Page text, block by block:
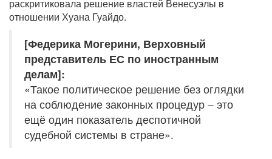
раскритиковала решение властей Венесуэлы в
отношении Хуана Гуайдо.
[Федерика Могерини, Верховный
представитель ЕС по иностранным
делам]:
«Такое политическое решение без оглядки
на соблюдение законных процедур – это
ещё один показатель деспотичной
судебной системы в стране».